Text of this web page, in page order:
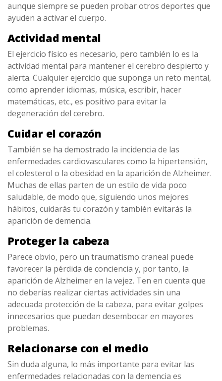
aunque siempre se pueden probar otros deportes que
ayuden a activar el cuerpo.
Actividad mental
El ejercicio físico es necesario, pero también lo es la
actividad mental para mantener el cerebro despierto y
alerta. Cualquier ejercicio que suponga un reto mental,
como aprender idiomas, música, escribir, hacer
matemáticas, etc., es positivo para evitar la
degeneración del cerebro.
Cuidar el corazón
También se ha demostrado la incidencia de las
enfermedades cardiovasculares como la hipertensión,
el colesterol o la obesidad en la aparición de Alzheimer.
Muchas de ellas parten de un estilo de vida poco
saludable, de modo que, siguiendo unos mejores
hábitos, cuidarás tu corazón y también evitarás la
aparición de demencia.
Proteger la cabeza
Parece obvio, pero un traumatismo craneal puede
favorecer la pérdida de conciencia y, por tanto, la
aparición de Alzheimer en la vejez. Ten en cuenta que
no deberías realizar ciertas actividades sin una
adecuada protección de la cabeza, para evitar golpes
innecesarios que puedan desembocar en mayores
problemas.
Relacionarse con el medio
Sin duda alguna, lo más importante para evitar las
enfermedades relacionadas con la demencia es